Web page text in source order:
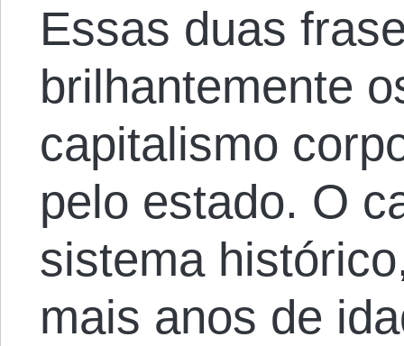
Essas duas
brilhantemente
capitalismo
pelo estado. O
sistema
mais anos de